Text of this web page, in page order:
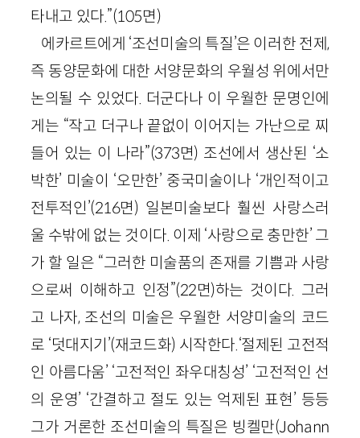
타내고 있다.”(105면)
에카르트에게 ‘조선미술의 특질’은 이러한 전제,
즉 동양문화에 대한 서양문화의 우월성 위에서만
논의될 수 있었다. 더군다나 이 우월한 문명인에
게는 “작고 더구나 끝없이 이어지는 가난으로 찌
들어 있는 이 나라”(373면) 조선에서 생산된 ‘소
박한’ 미술이 ‘오만한’ 중국미술이나 ‘개인적이고
전투적인’(216면) 일본미술보다 훨씬 사랑스러
울 수밖에 없는 것이다. 이제 ‘사랑으로 충만한’ 그
가 할 일은 “그러한 미술품의 존재를 기쁨과 사랑
으로써 이해하고 인정”(22면)하는 것이다. 그러
고 나자, 조선의 미술은 우월한 서양미술의 코드
로 ‘덧대지기’(재코드화) 시작한다.‘절제된 고전적
인 아름다움’ ‘고전적인 좌우대칭성’ ‘고전적인 선
의 운영’ ‘간결하고 절도 있는 억제된 표현’ 등등
그가 거론한 조선미술의 특질은 빙켈만(Johann